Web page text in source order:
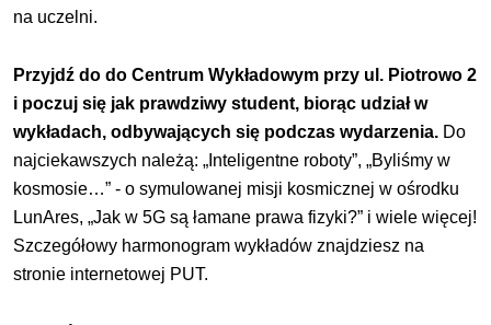
na uczelni.
Przyjdź do do Centrum Wykładowym przy ul. Piotrowo 2
i poczuj się jak prawdziwy student, biorąc udział w
wykładach, odbywających się podczas wydarzenia. Do
najciekawszych należą: „Inteligentne roboty”, „Byliśmy w
kosmosie…” - o symulowanej misji kosmicznej w ośrodku
LunAres, „Jak w 5G są łamane prawa fizyki?” i wiele więcej!
Szczegółowy harmonogram wykładów znajdziesz na
stronie internetowej PUT.